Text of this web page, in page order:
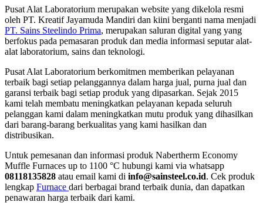
Pusat Alat Laboratorium merupakan website yang dikelola resmi
oleh PT. Kreatif Jayamuda Mandiri dan kiini berganti nama menjadi
PT. Sains Steelindo Prima, merupakan saluran digital yang yang
berfokus pada pemasaran produk dan media informasi seputar alat-
alat laboratorium, sains dan teknologi.
Pusat Alat Laboratorium berkomitmen memberikan pelayanan
terbaik bagi setiap pelanggannya dalam harga jual, purna jual dan
garansi terbaik bagi setiap produk yang dipasarkan. Sejak 2015
kami telah membatu meningkatkan pelayanan kepada seluruh
pelanggan kami dalam meningkatkan mutu produk yang dihasilkan
dari barang-barang berkualitas yang kami hasilkan dan
distribusikan.
Untuk pemesanan dan informasi produk Nabertherm Economy
Muffle Furnaces up to 1100 °C hubungi kami via whatsapp
08118135828 atau email kami di info@sainsteel.co.id. Cek produk
lengkap Furnace dari berbagai brand terbaik dunia, dan dapatkan
penawaran harga terbaik dari kami.